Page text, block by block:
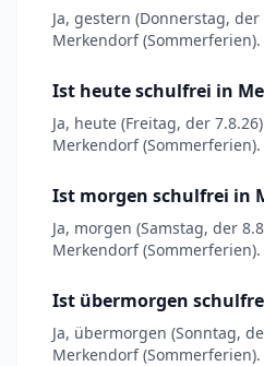
Ja, gestern (Donnerstag,
Merkendorf (Sommerferien).
Ist heute schulfrei in
Ja, heute (Freitag, der
Merkendorf (Sommerferien).
Ist morgen schulfrei in
Ja, morgen (Samstag, der
Merkendorf (Sommerferien).
Ist übermorgen
Ja, übermorgen (Sonntag,
Merkendorf (Sommerferien).